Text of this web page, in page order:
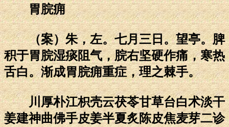
胃脘痈
（案）朱，左。七月三日。望亭。脾
积于胃脘湿痰阻气，脘右坚硬作痛，寒热
舌白。渐成胃脘痈重症，理之棘手。
川厚朴江枳壳云茯苓甘草台白术淡干
姜建神曲佛手皮姜半夏炙陈皮焦麦芽二诊